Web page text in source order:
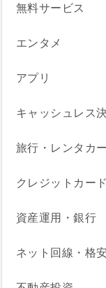
無料サービス
エンタメ
アプリ
キャッシュレス
旅行・レンタカー
クレジットカード
資産運用・銀行
ネット回線・格